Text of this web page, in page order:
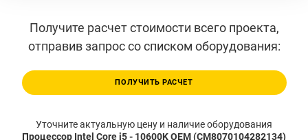
Получите расчет стоимости всего проекта,
отправив запрос со списком оборудования:
ПОЛУЧИТЬ РАСЧЕТ
Уточните актуальную цену и наличие оборудования
Процессор Intel Core i5 - 10600K OEM (CM8070104282134)